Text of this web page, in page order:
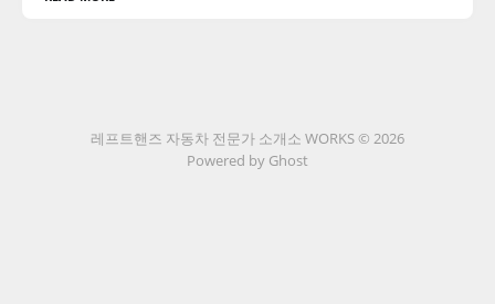
레프트핸즈 자동차 전문가 소개소 WORKS © 2026
Powered by Ghost